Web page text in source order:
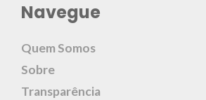
Navegue
Quem Somos
Sobre
Transparência